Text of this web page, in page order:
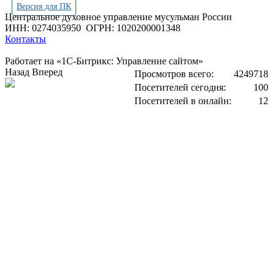
Версия для ПК
Центральное духовное управление мусульман России
ИНН: 0274035950 ОГРН: 1020200001348
Контакты
Работает на «1С-Битрикс: Управление сайтом»
Просмотров всего:
4249718
Посетителей сегодня:
100
Посетителей в онлайн:
12
Назад Вперед